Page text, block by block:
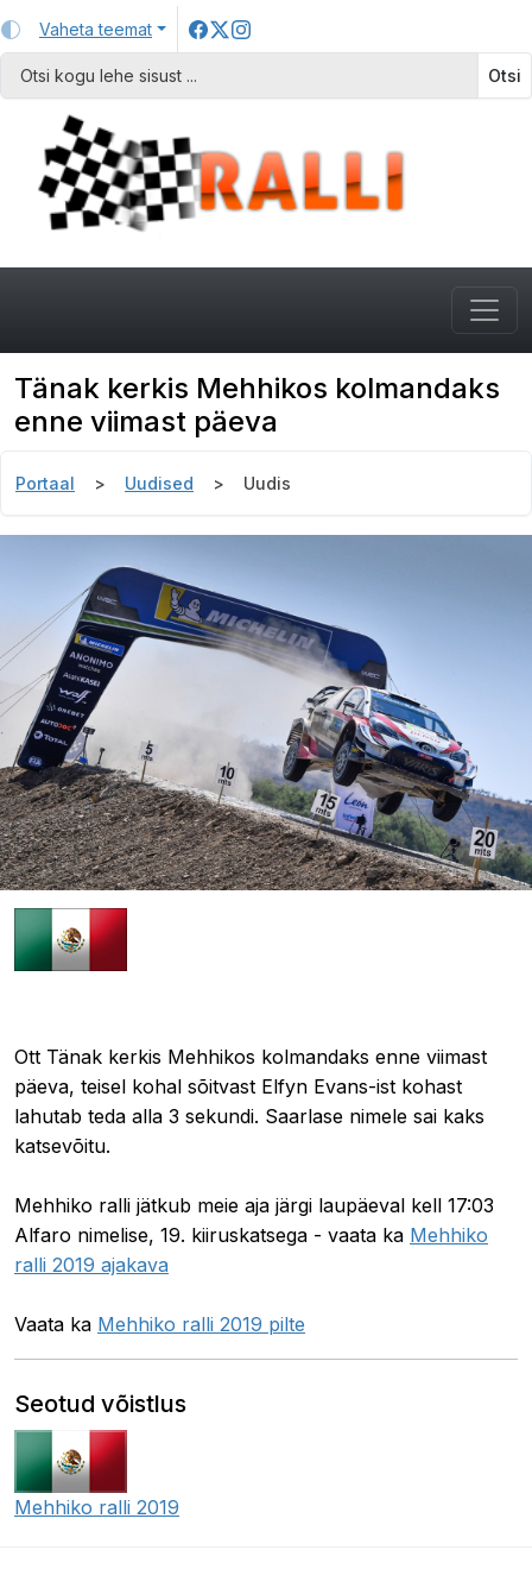
Vaheta teemat
Otsi
Tänak kerkis Mehhikos kolmandaks
enne viimast päeva
Portaal Uudised Uudis
Ott Tänak kerkis Mehhikos kolmandaks enne viimast
päeva, teisel kohal sõitvast Elfyn Evans-ist kohast
lahutab teda alla 3 sekundi. Saarlase nimele sai kaks
katsevõitu.
Mehhiko ralli jätkub meie aja järgi laupäeval kell 17:03
Alfaro nimelise, 19. kiiruskatsega - vaata ka Mehhiko
ralli 2019 ajakava
Vaata ka Mehhiko ralli 2019 pilte
Seotud võistlus
Mehhiko ralli 2019